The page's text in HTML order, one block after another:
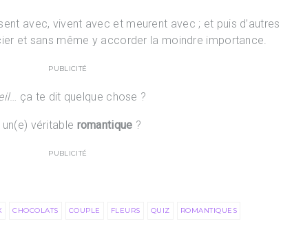
avec, vivent avec et meurent avec ; et puis d’autres
et sans même y accorder la moindre importance.
PUBLICITÉ
… ça te dit quelque chose ?
véritable romantique ?
PUBLICITÉ
CHOCOLATS COUPLE FLEURS QUIZ ROMANTIQUES